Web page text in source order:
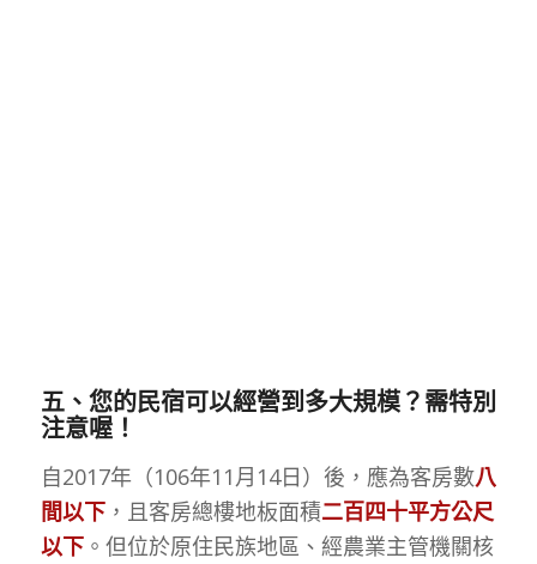
五、您的民宿可以經營到多大規模？需特別
注意喔！
自2017年（106年11月14日）後，應為客房數八
間以下，且客房總樓地板面積二百四十平方公尺
以下。但位於原住民族地區、經農業主管機關核